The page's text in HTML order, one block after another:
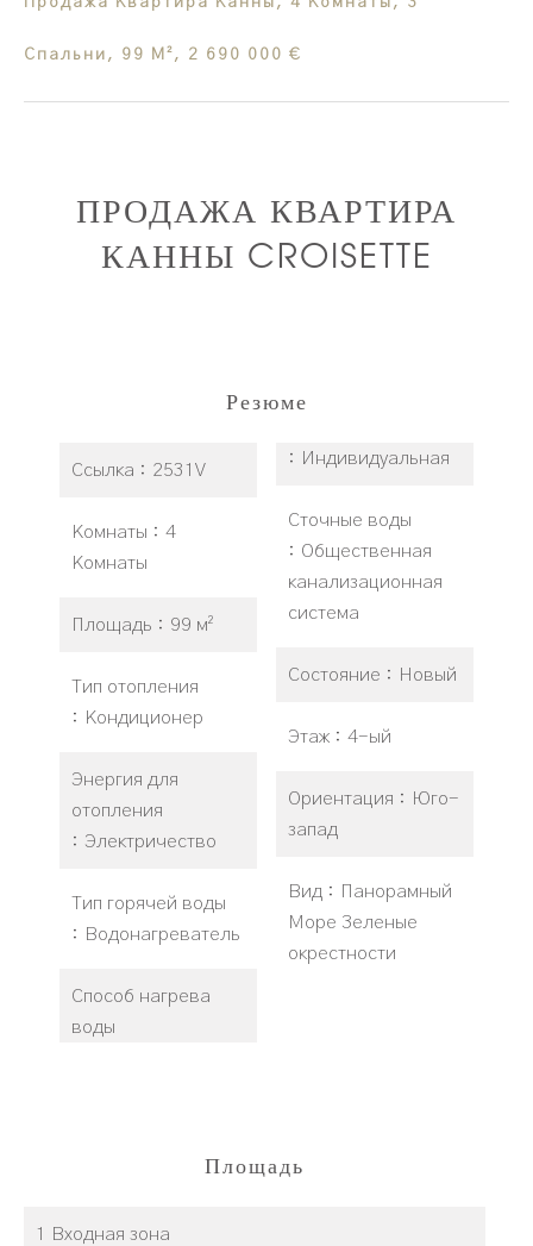
Спальни, 99 М², 2 690 000 €
ПРОДАЖА КВАРТИРА
КАННЫ CROISETTE
Резюме
Ссылка 2531V
Комнаты
4
Комнаты
Площадь 99 м²
Тип отопления
Кондиционер
Энергия для
отопления
Электричество
Тип горячей воды
Водонагреватель
Способ нагрева
воды
Индивидуальная
Сточные воды
Общественная
канализационная
система
Состояние Новый
Этаж 4-ый
Ориентация
Юго-
запад
Вид
Панорамный
Море Зеленые
окрестности
Площадь
1 Входная зона